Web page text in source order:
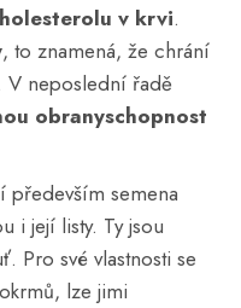
v krvi.
, to znamená, že chrání
V neposlední řadě
obranyschopnost
především semena
i její listy. Ty jsou
Pro své vlastnosti se
lze jimi